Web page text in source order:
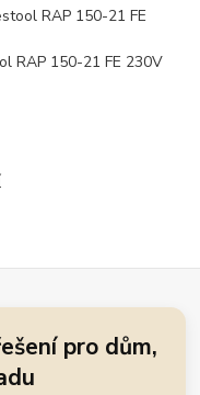
RAP 150-21 FE
RAP 150-21 FE 230V
pro dům,